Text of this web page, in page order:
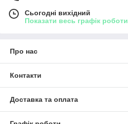
Сьогодні вихідний
Показати весь графік роботи
Про нас
Контакти
Доставка та оплата